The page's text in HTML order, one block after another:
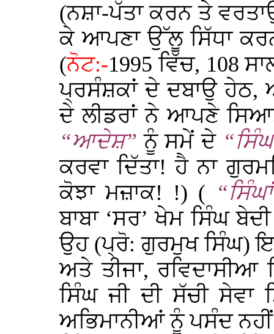
(ਨਸ਼ਾ-ਪੱਤਾ ਕਰਨ ਤੇ
ਕੇ ਆਪਣਾ ਉੱਲੂ ਸਿੱਧਾ
(ਨੋਟ:-1995 ਵਿੱਚ, 108
ਪ੍ਰਸੰਸ਼ਕਾਂ ਦੇ ਦਬਾਉ ਹੇਠ,
ਦੇ ਲੀਡਰਾਂ ਨੇ ਆਪਣੇ
“ਆਦੇਸ਼”ਨੂੰ ਸਮੇਂ ਦੇ
ਕਰਵਾ ਦਿੱਤਾ! ਹੈ ਨਾ
ਕੋਝਾ ਮਜ਼ਾਕ! !) (
ਬਾਬਾ ‘ਸਰ’ ਖੇਮ ਸਿੰਘ
ਉਹ (ਪ੍ਰੋ: ਗੁਰਮੁਖ ਸਿੰਘ)
ਅਤੇ ਤੀਜਾ, ਰਵਿਦਾਸੀਆ
ਸਿੰਘ ਜੀ ਦੀ ਸੱਚੀ ਸੇਵਾ
ਅਭਿਮਾਨੀਆਂ ਨੂੰ ਪਸੰਦ